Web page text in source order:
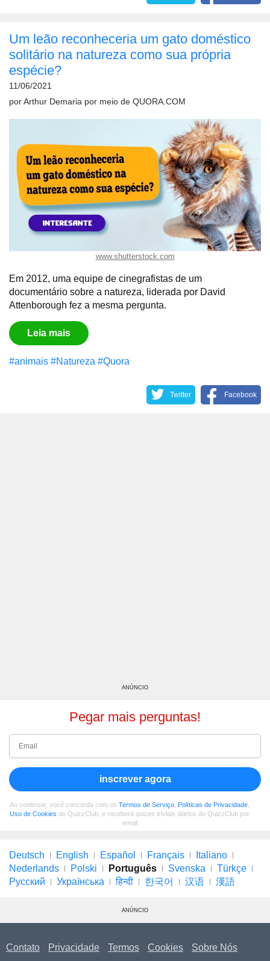
Um leão reconheceria um gato doméstico
solitário na natureza como sua própria
espécie?
11/06/2021
por Arthur Demaria por meio de QUORA.COM
www.shutterstock.com
Em 2012, uma equipe de cinegrafistas de um
documentário sobre a natureza, liderada por David
Attenborough fez a mesma pergunta.
Leia mais
#animais #Natureza #Quora
Twitter Facebook
ANÚNCIO
Pegar mais perguntas!
inscrever agora
Ao continuar, você concorda com os Termos de Serviço, Políticas de Privacidade,
Uso de Cookies do QuizzClub, e receberá quizes triviais diários do QuizzClub por
email
Deutsch English Español Français
Italiano
Nederlands
Polski Português Svenska
Türkçe
Русский
Українська हिन्दी 한국어 汉语 漢語
ANÚNCIO
Contato Privacidade Termos Cookies Sobre Nós